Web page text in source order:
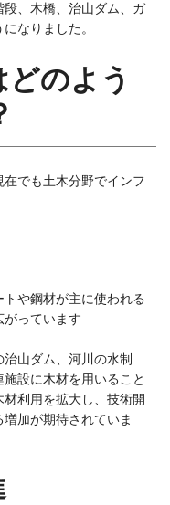
、木橋、治山ダム、ガ
なりました。
のよう
でも土木分野でインフ
や鋼材が主に使われる
っています
山ダム、河川の水制
設に木材を用いること
利用を拡大し、技術開
加が期待されていま